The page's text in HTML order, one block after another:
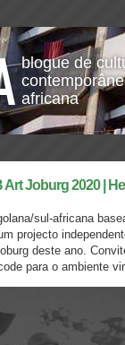
blogue de
africana
Art Joburg 2020 |
sul-africana
projecto
deste ano.
para o ambiente